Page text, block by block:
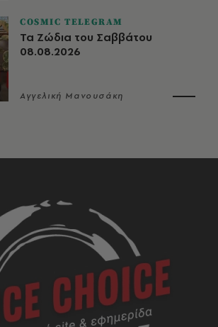
COSMIC TELEGRAM
Τα Ζώδια του Σαββάτου
08.08.2026
Αγγελική Μανουσάκη